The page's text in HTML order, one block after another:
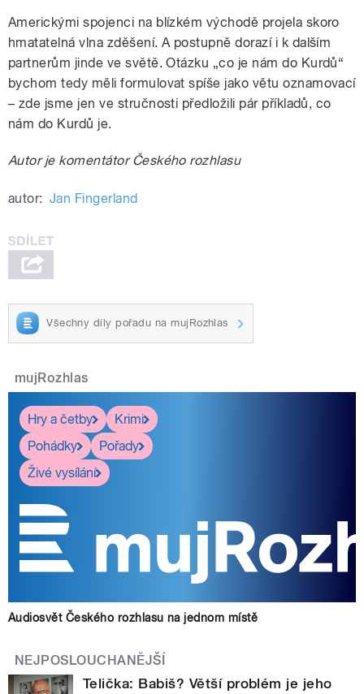
Americkými spojenci na blízkém východě projela skoro
hmatatelná vlna zděšení. A postupně dorazí i k dalším
partnerům jinde ve světě. Otázku „co je nám do Kurdů“
bychom tedy měli formulovat spíše jako větu oznamovací
– zde jsme jen ve stručnosti předložili pár příkladů, co
nám do Kurdů je.
Autor je komentátor Českého rozhlasu
autor: Jan Fingerland
Všechny díly pořadu na mujRozhlas
mujRozhlas
Hry a četby
Krimi
Pohádky
Pořady
Živé vysílání
Audiosvět Českého rozhlasu na jednom místě
NEJPOSLOUCHANĚJŠÍ
Telička: Babiš? Větší problém je jeho